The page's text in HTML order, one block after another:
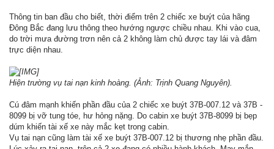
Thông tin ban đầu cho biết, thời điểm trên 2 chiếc xe buýt của hãng
Đông Bắc đang lưu thông theo hướng ngược chiều nhau. Khi vào cua,
do trời mưa đường trơn nên cả 2 không làm chủ được tay lái và đâm
trực diện nhau.
Hiện trường vụ tai nạn kinh hoàng. (Ảnh: Trịnh Quang Nguyên).
Cú đâm mạnh khiến phần đầu của 2 chiếc xe buýt 37B-007.12 và 37B -
8099 bị vỡ tung tóe, hư hỏng nặng. Do cabin xe buýt 37B-8099 bị bẹp
dúm khiến tài xế xe này mắc kẹt trong cabin.
Vụ tai nạn cũng làm tài xế xe buýt 37B-007.12 bị thương nhẹ phần đầu.